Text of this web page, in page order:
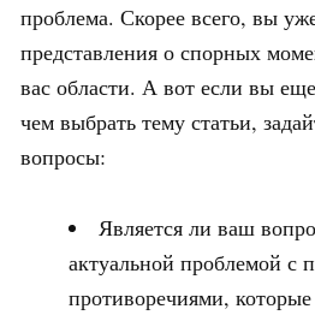
проблема. Скорее всего, вы
представления о спорных
вас области. А вот если вы
чем выбрать тему статьи,
вопросы:
Является ли ваш
актуальной проблемой с
противоречиями,